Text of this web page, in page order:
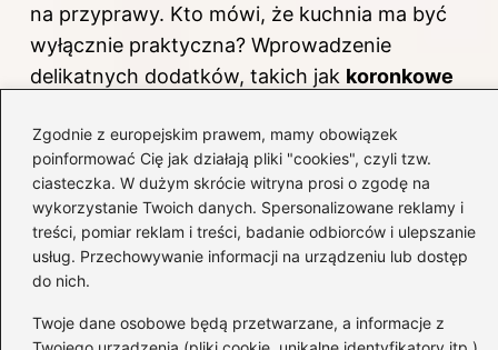
Zgodnie z europejskim prawem, mamy obowiązek
poinformować Cię jak działają pliki "cookies", czyli tzw.
ciasteczka. W dużym skrócie witryna prosi o zgodę na
wykorzystanie Twoich danych. Spersonalizowane reklamy i
treści, pomiar reklam i treści, badanie odbiorców i ulepszanie
usług. Przechowywanie informacji na urządzeniu lub dostęp
do nich.
Twoje dane osobowe będą przetwarzane, a informacje z
na przyprawy. Kto mówi, że kuchnia ma być
wyłącznie praktyczna? Wprowadzenie
delikatnych dodatków, takich jak koronkowe
domu, gdzie spędzamy wspólne chwile z bliskimi.
W sypialni zaś wyobrażam sobie subtelne
zasłony oraz miękkie poduszki w odcieniach
pudrowego różu, a także zwiewne narzuty, które
tworzą idealną przestrzeń do relaksu.
Aranżacja w stylu shabby chic to nie tylko